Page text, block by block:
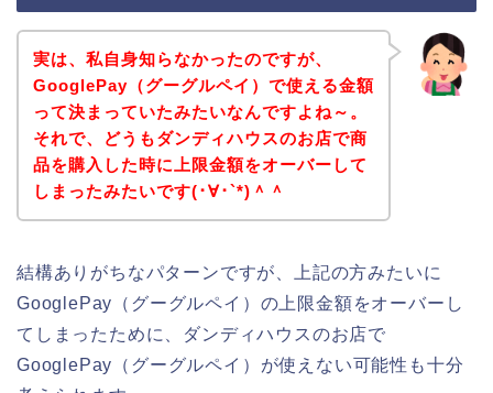
実は、私自身知らなかったのですが、
GooglePay（グーグルペイ）で使える金額
って決まっていたみたいなんですよね～。
それで、どうもダンディハウスのお店で商
品を購入した時に上限金額をオーバーして
しまったみたいです(･∀･`*)＾＾
結構ありがちなパターンですが、上記の方みたいに
GooglePay（グーグルペイ）の上限金額をオーバーし
てしまったために、ダンディハウスのお店で
GooglePay（グーグルペイ）が使えない可能性も十分